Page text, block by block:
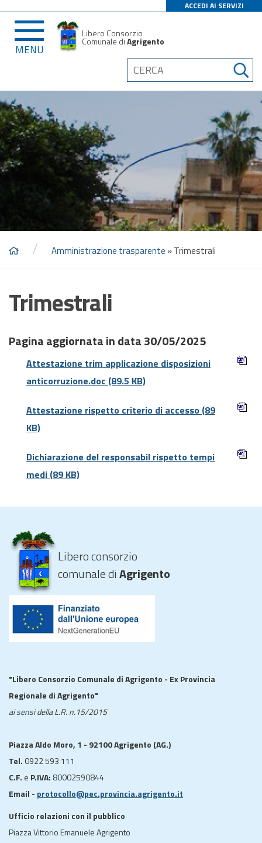
ACCEDI AI SERVIZI
MENU
Libero Consorzio
Comunale diAgrigento
/ Amministrazione trasparente »Trimestrali
Trimestrali
Pagina aggiornata in data 30/05/2025
Attestazione trim applicazione disposizioni
anticorruzione.doc (89.5 KB)
Attestazione rispetto criterio di accesso (89
KB)
Dichiarazione del responsabil rispetto tempi
medi (89 KB)
Libero consorzio
comunale diAgrigento
"Libero Consorzio Comunale di Agrigento - Ex Provincia
Regionale di Agrigento"
ai sensi della L.R. n.15/2015
Piazza Aldo Moro, 1 - 92100 Agrigento (AG.)
Tel. 0922 593 111
C.F. e P.IVA: 80002590844
Email - protocollo@pec.provincia.agrigento.it
Ufficio relazioni con il pubblico
Piazza Vittorio Emanuele Agrigento